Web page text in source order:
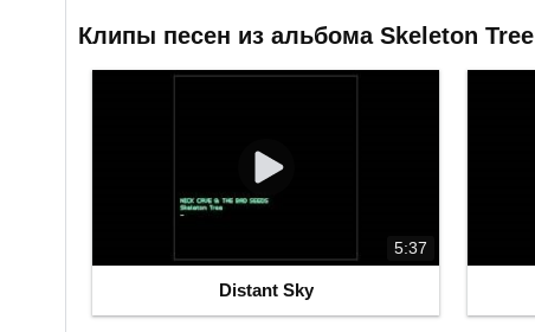
Клипы песен из альбома Skeleton Tree
5:37
Distant Sky